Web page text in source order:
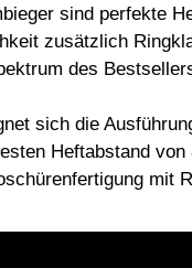
sind perfekte
zusätzlich
des
sich die
Heftabstand
mit